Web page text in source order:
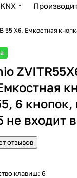
55 X6. Емкостная
6
не входит
отзывов
клавиш:6